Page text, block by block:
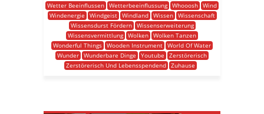
Wetter Beeinflussen Wetterbeeinflussung Whooosh Wind
Windenergie
Windgeist Windland Wissen
Wissenschaft
Wissensdurst Fördern
Wissenserweiterung
Wissensvermittlung Wolken Wolken Tanzen
Wonderful Things Wooden Instrument World Of Water
Wunder Wunderbare Dinge Youtube
Zerstörerisch
Zerstörerisch Und Lebensspendend Zuhause